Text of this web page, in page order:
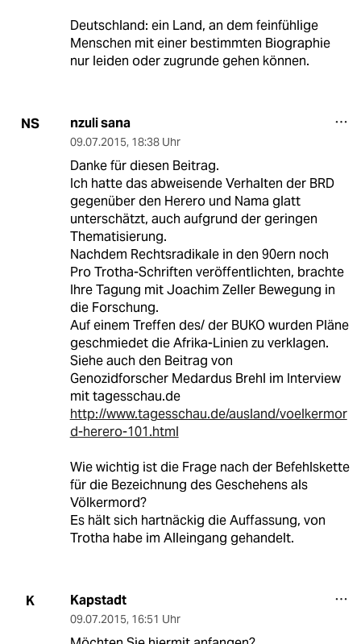
Deutschland: ein Land, an dem feinfühlige
Menschen mit einer bestimmten Biographie
nur leiden oder zugrunde gehen können.
NS nzuli sana
09.07.2015, 18:38 Uhr
Danke für diesen Beitrag.
Ich hatte das abweisende Verhalten der BRD
gegenüber den Herero und Nama glatt
unterschätzt, auch aufgrund der geringen
Thematisierung.
Nachdem Rechtsradikale in den 90ern noch
Pro Trotha-Schriften veröffentlichten, brachte
Ihre Tagung mit Joachim Zeller Bewegung in
die Forschung.
Auf einem Treffen des/ der BUKO wurden Pläne
geschmiedet die Afrika-Linien zu verklagen.
Siehe auch den Beitrag von
Genozidforscher Medardus Brehl im Interview
mit tagesschau.de
http://www.tagesschau.de/ausland/voelkermor
d-herero-101.html
Wie wichtig ist die Frage nach der Befehlskette
für die Bezeichnung des Geschehens als
Völkermord?
Es hält sich hartnäckig die Auffassung, von
Trotha habe im Alleingang gehandelt.
K Kapstadt
09.07.2015, 16:51 Uhr